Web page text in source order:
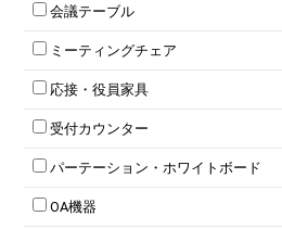
両開きキャビネット
上下連結キャビネット
軽量ラック（スチールラック）
収納家具その他
両開書庫
ラテラル書庫
2人用ロッカー
3人用ロッカー
5人用ロッカー
8人用ロッカー
多人数ロッカー
ダイヤル錠ロッカー
会議テーブル
ミーティングテーブル
スタッキングテーブル
ネスティングテーブル
カウンターテーブル
T字脚テーブル
会議テーブルW1200～
ミーティングチェア
キャスター付きミーティングチェア
スタッキングミーティングチェア
テーブル付きミーティングチェア
折りたたみミーティングチェア
ハイチェア
応接・役員家具
応接セット
応接ソファ
応接チェア
応接・役員家具その他
受付カウンター
ハイカウンター
ローカウンター
ラウンジカウンター
パーテーション・ホワイトボード
パーテーション
自立タイプパーテーション
OA機器